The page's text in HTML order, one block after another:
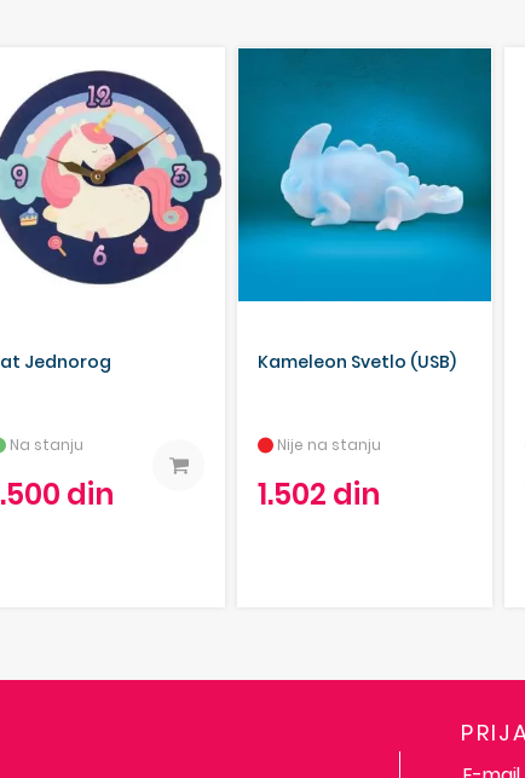
Jednorog
Na stanju
din
Kameleon Svetlo (USB)
Nije na stanju
1.502 din